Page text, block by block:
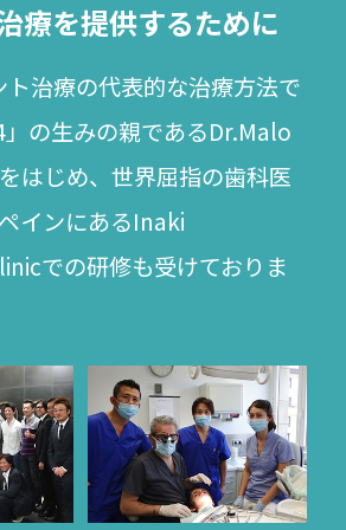
療を提供するために
ト治療の代表的な治療方法で
の生みの親であるDr.Malo
はじめ、世界屈指の歯科医
インにあるInaki
での研修も受けておりま